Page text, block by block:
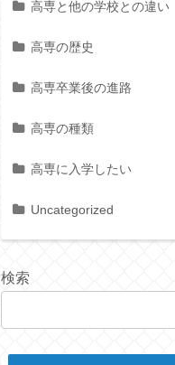
高専と他の学校との違い
高専の歴史
高専卒業後の進路
高専の種類
高専に入学したい
Uncategorized
検索